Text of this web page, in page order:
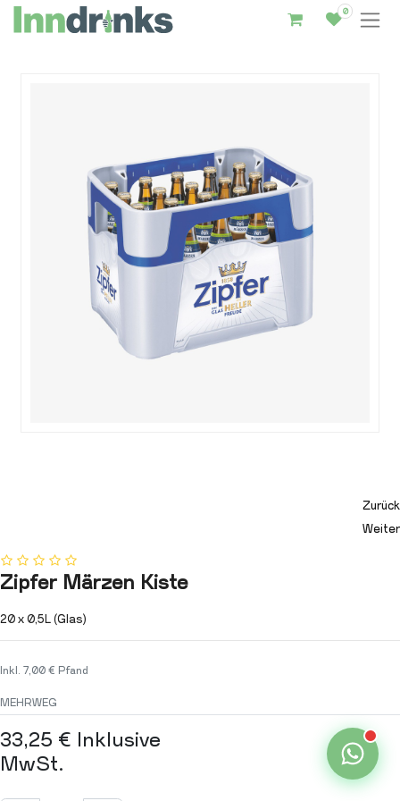
0
Zurück
Weiter
Zipfer Märzen Kiste
20 x 0,5L (Glas)
Inkl. 7,00 € Pfand
MEHRWEG
33,25 €
Inklusive
MwSt.